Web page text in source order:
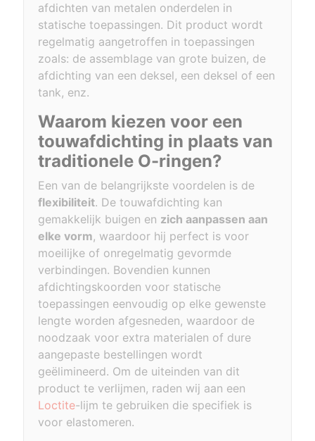
afdichten van metalen onderdelen in
statische toepassingen. Dit product wordt
regelmatig aangetroffen in toepassingen
zoals: de assemblage van grote buizen, de
afdichting van een deksel, een deksel of een
tank, enz.
Waarom kiezen voor een
touwafdichting in plaats van
traditionele O-ringen?
Een van de belangrijkste voordelen is de
flexibiliteit. De touwafdichting kan
gemakkelijk buigen en zich aanpassen aan
elke vorm, waardoor hij perfect is voor
moeilijke of onregelmatig gevormde
verbindingen. Bovendien kunnen
afdichtingskoorden voor statische
toepassingen eenvoudig op elke gewenste
lengte worden afgesneden, waardoor de
noodzaak voor extra materialen of dure
aangepaste bestellingen wordt
geëlimineerd. Om de uiteinden van dit
product te verlijmen, raden wij aan een
Loctite-lijm te gebruiken die specifiek is
voor elastomeren.